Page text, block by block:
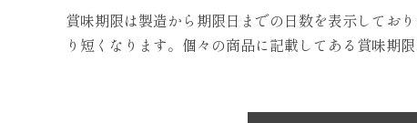
賞味期限は製造から期限日までの日数を表示してお
り短くなります。個々の商品に記載してある賞味期